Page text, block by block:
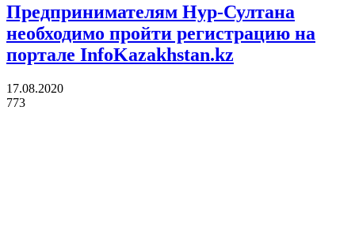
Предпринимателям Нур-Султана
необходимо пройти регистрацию на
портале InfoKazakhstan.kz
17.08.2020
773